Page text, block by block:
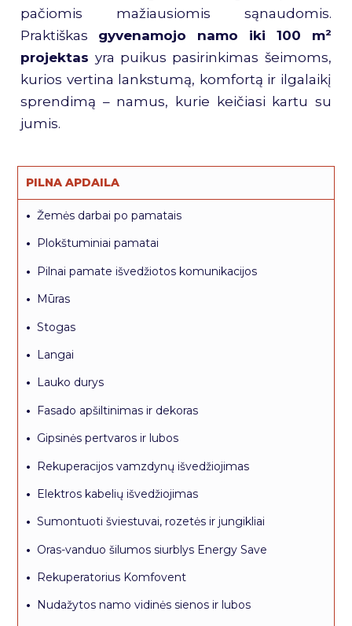
pačiomis mažiausiomis sąnaudomis.
Praktiškas gyvenamojo namo iki 100 m²
projektas yra puikus pasirinkimas šeimoms,
kurios vertina lankstumą, komfortą ir ilgalaikį
sprendimą – namus, kurie keičiasi kartu su
jumis.
PILNA APDAILA
• Žemės darbai po pamatais
• Plokštuminiai pamatai
• Pilnai pamate išvedžiotos komunikacijos
• Mūras
• Stogas
• Langai
• Lauko durys
• Fasado apšiltinimas ir dekoras
• Gipsinės pertvaros ir lubos
• Rekuperacijos vamzdynų išvedžiojimas
• Elektros kabelių išvedžiojimas
• Sumontuoti šviestuvai, rozetės ir jungikliai
• Oras-vanduo šilumos siurblys Energy Save
• Rekuperatorius Komfovent
• Nudažytos namo vidinės sienos ir lubos